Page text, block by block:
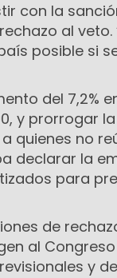
con la
al veto.
posible si
del 7,2%
y prorrogar
quienes no
declarar la
para
de
al
y